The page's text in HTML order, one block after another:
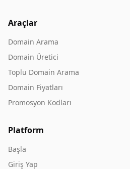
Araçlar
Domain Arama
Domain Üretici
Toplu Domain Arama
Domain Fiyatları
Promosyon Kodları
Platform
Başla
Giriş Yap